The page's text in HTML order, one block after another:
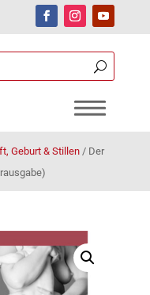
Geburt & Stillen/ Der